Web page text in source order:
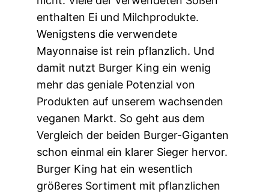
enthalten Ei und Milchprodukte.
Wenigstens die verwendete
Mayonnaise ist rein pflanzlich. Und
damit nutzt Burger King ein wenig
mehr das geniale Potenzial von
Produkten auf unserem wachsenden
veganen Markt. So geht aus dem
Vergleich der beiden Burger-Giganten
schon einmal ein klarer Sieger hervor.
Burger King hat ein wesentlich
größeres Sortiment mit pflanzlichen